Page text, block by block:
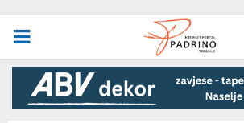
PRIMARY
MENU